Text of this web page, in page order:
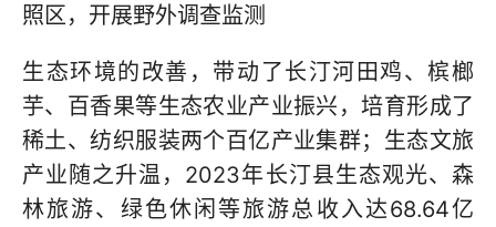
照区，开展野外调查监测
生态环境的改善，带动了长汀河田鸡、槟榔
芋、百香果等生态农业产业振兴，培育形成了
稀土、纺织服装两个百亿产业集群；生态文旅
产业随之升温，2023年长汀县生态观光、森
林旅游、绿色休闲等旅游总收入达68.64亿